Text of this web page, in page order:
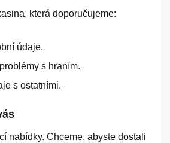
která doporučujeme:
údaje.
s hraním.
s ostatními.
nabídky. Chceme, abyste dostali